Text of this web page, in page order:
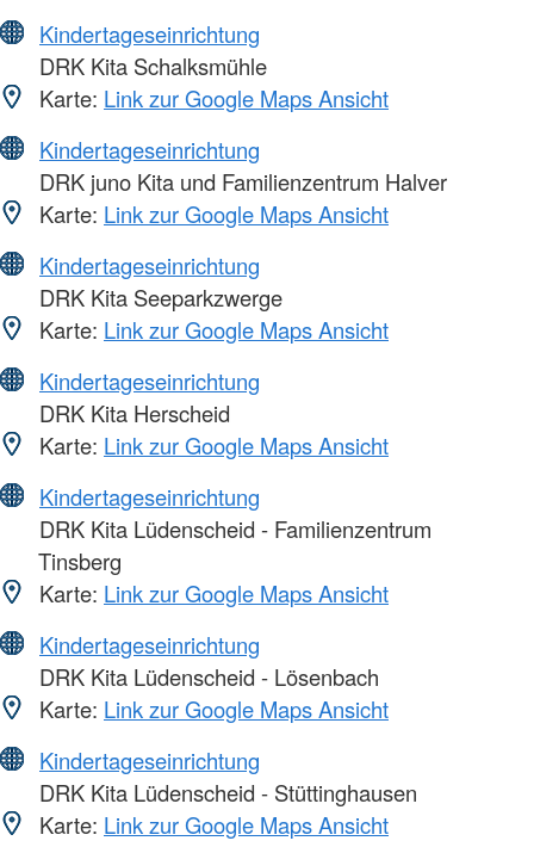
Kindertageseinrichtung
DRK Kita Schalksmühle
Karte: Link zur Google Maps Ansicht
Kindertageseinrichtung
DRK juno Kita und Familienzentrum Halver
Karte: Link zur Google Maps Ansicht
Kindertageseinrichtung
DRK Kita Seeparkzwerge
Karte: Link zur Google Maps Ansicht
Kindertageseinrichtung
DRK Kita Herscheid
Karte: Link zur Google Maps Ansicht
Kindertageseinrichtung
DRK Kita Lüdenscheid - Familienzentrum
Tinsberg
Karte: Link zur Google Maps Ansicht
Kindertageseinrichtung
DRK Kita Lüdenscheid - Lösenbach
Karte: Link zur Google Maps Ansicht
Kindertageseinrichtung
DRK Kita Lüdenscheid - Stüttinghausen
Karte: Link zur Google Maps Ansicht